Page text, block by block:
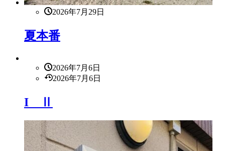
2026年7月29日
夏本番
2026年7月6日
2026年7月6日
I Ⅱ